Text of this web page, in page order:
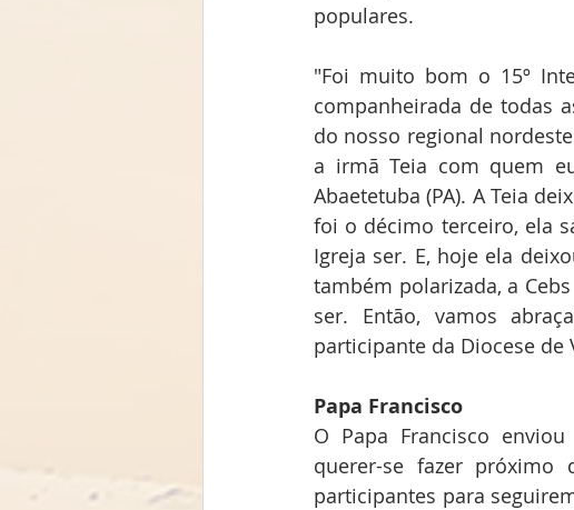
populares.
"Foi muito bom o 15º
companheirada de todas
do nosso regional
a irmã Teia com quem
Abaetetuba (PA). A Teia
foi o décimo terceiro, ela
Igreja ser. E, hoje ela
também polarizada, a
ser. Então, vamos
participante da Diocese de
Papa Francisco
O Papa Francisco
querer-se fazer próximo
participantes para